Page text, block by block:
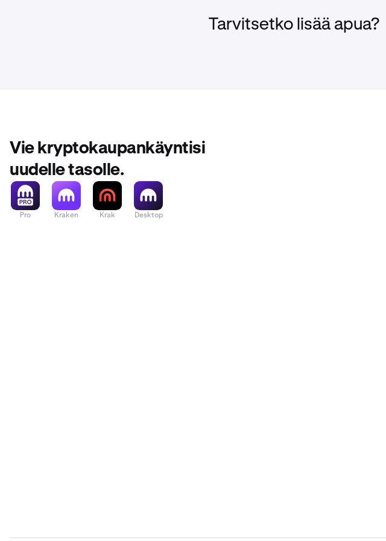
Saadaksesi selville, miten se tehdään, lue
Tarvitsetko lisää apua?
Vie kryptokaupankäyntisi
uudelle tasolle.
Pro Kraken Krak Desktop